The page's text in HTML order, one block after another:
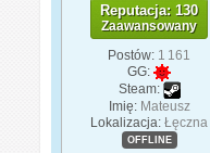
Reputacja: 130
Zaawansowany
Postów: 1 161
GG:
Steam:
Imię: Mateusz
Lokalizacja: Łęczna
OFFLINE